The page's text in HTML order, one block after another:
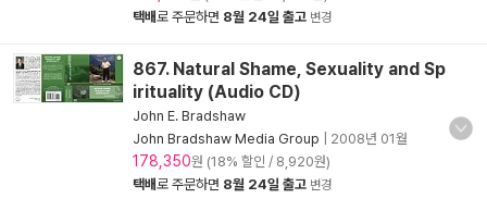
택배로 주문하면 8월 24일 출고 변경
867. Natural Shame, Sexuality and Sp
irituality (Audio CD)
John E. Bradshaw
John Bradshaw Media Group
2008년 01월
178,350원 (18% 할인 / 8,920원)
택배로 주문하면 8월 24일 출고 변경